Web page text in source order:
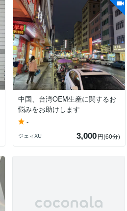
中国、台湾OEM生産に関するお
悩みをお助けします
-
ジェィXU 3,000円(60分)